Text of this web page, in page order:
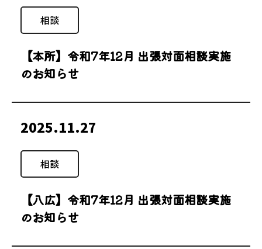
相談
【本所】令和7年12月 出張対面相談実施
のお知らせ
2025.11.27
相談
【八広】令和7年12月 出張対面相談実施
のお知らせ